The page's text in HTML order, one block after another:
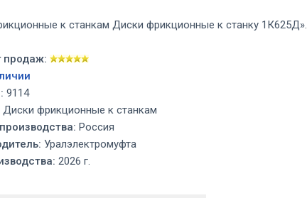
к станкам Диски фрикционные к станку 1К625Д».
продаж:
9114
Диски фрикционные к станкам
Россия
Уралэлектромуфта
2026 г.